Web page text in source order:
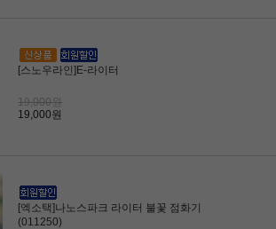
[스노우라인]E-라이터
19,000원
19,000원
[엑소택]나노스파크 라이터 불꽃 점화기
(011250)